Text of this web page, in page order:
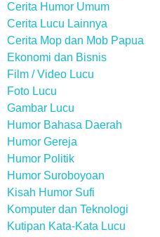
Cerita Humor Umum
Cerita Lucu Lainnya
Cerita Mop dan Mob Papua
Ekonomi dan Bisnis
Film / Video Lucu
Foto Lucu
Gambar Lucu
Humor Bahasa Daerah
Humor Gereja
Humor Politik
Humor Suroboyoan
Kisah Humor Sufi
Komputer dan Teknologi
Kutipan Kata-Kata Lucu